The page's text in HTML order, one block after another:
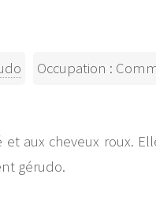
Occupation :
aux cheveux roux.
gérudo.